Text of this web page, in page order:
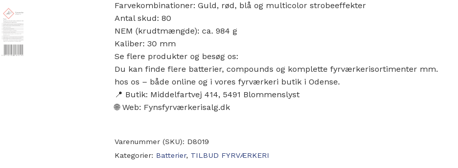
Farvekombinationer: Guld, rød, blå og multicolor strobeeffekter
Antal skud: 80
NEM (krudtmængde): ca. 984 g
Kaliber: 30 mm
Se flere produkter og besøg os:
Du kan finde flere batterier, compounds og komplette fyrværkerisortimenter mm.
hos os – både online og i vores fyrværkeri butik i Odense.
📍 Butik: Middelfartvej 414, 5491 Blommenslyst
🌐 Web: Fynsfyrværkerisalg.dk
Varenummer (SKU): D8019
Kategorier: Batterier, TILBUD FYRVÆRKERI